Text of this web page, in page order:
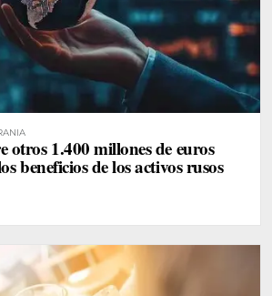
otros 1.400 millones de euros
beneficios de los activos rusos